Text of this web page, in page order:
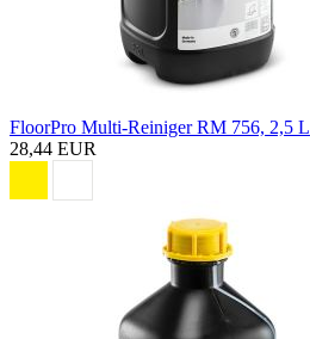
FloorPro Multi-Reiniger RM 756, 2,5 L
28,44 EUR